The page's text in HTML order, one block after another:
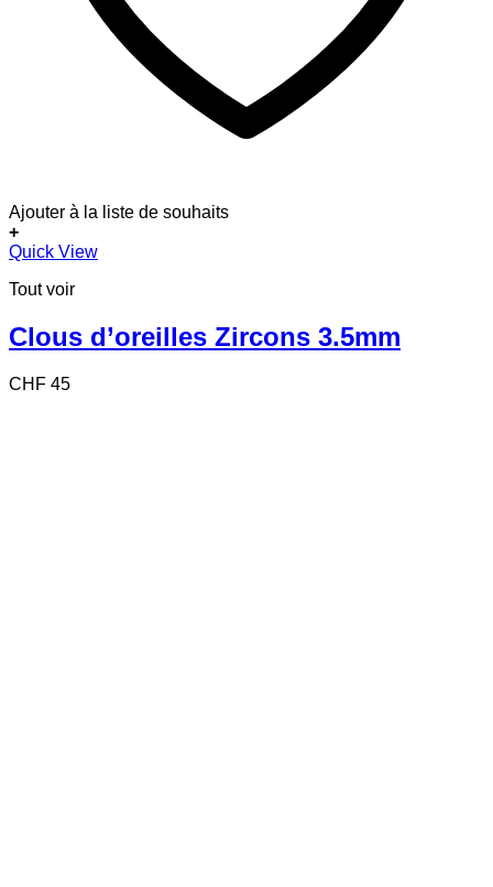
Ajouter à la liste de souhaits
+
Quick View
Tout voir
Clous d’oreilles Zircons 3.5mm
CHF 45